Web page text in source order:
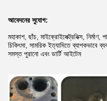
আবেদনের সুযোগ:
মহাকাশ, ছাঁচ, মাইক্রোইলেক্ট্রনিক্স,
চিকিৎসা, সামরিক ইত্যাদিতে ব্যাপকভাবে
সমস্ত পুরানো এবং ডার্টি আইটেম